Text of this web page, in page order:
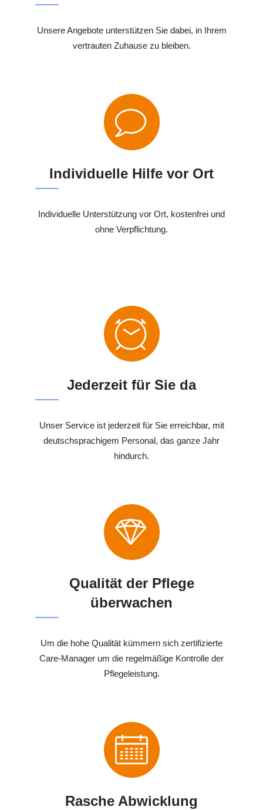
Unsere Angebote unterstützen Sie dabei, in Ihrem
vertrauten Zuhause zu bleiben.
Individuelle Hilfe vor Ort
Individuelle Unterstützung vor Ort, kostenfrei und
ohne Verpflichtung.
Jederzeit für Sie da
Unser Service ist jederzeit für Sie erreichbar, mit
deutschsprachigem Personal, das ganze Jahr
hindurch.
Qualität der Pflege
überwachen
Um die hohe Qualität kümmern sich zertifizierte
Care-Manager um die regelmäßige Kontrolle der
Pflegeleistung.
Rasche Abwicklung